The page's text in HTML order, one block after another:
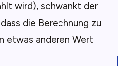
wird), schwankt der
die Berechnung zu
etwas anderen Wert